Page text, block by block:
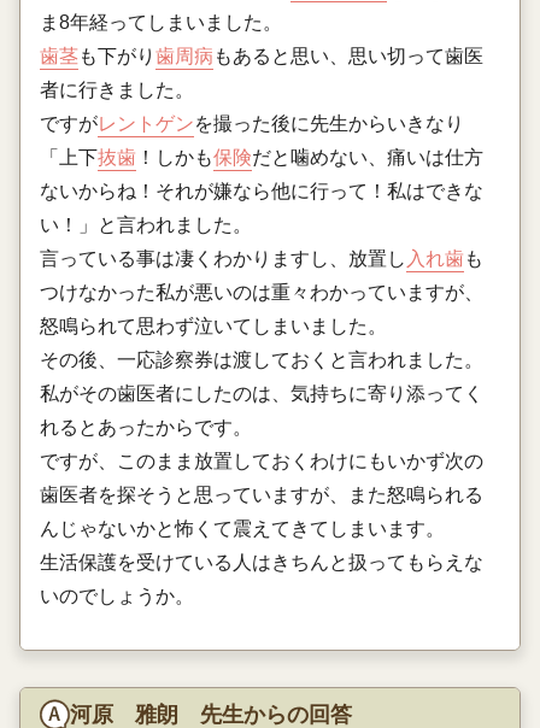
ま8年経ってしまいました。
歯茎も下がり 歯周病 もあると思い、思い切って歯医
者に行きました。
ですがレントゲンを撮った後に先生からいきなり
「上下抜歯 ！しかも保険だと噛めない、痛いは仕方
ないからね！それが嫌なら他に行って！私はできな
い！」と言われました。
言っている事は凄くわかりますし、放置し 入れ歯 も
つけなかった私が悪いのは重々わかっていますが、
怒鳴られて思わず泣いてしまいました。
その後、一応診察券は渡しておくと言われました。
私がその歯医者にしたのは、気持ちに寄り添ってく
れるとあったからです。
ですが、このまま放置しておくわけにもいかず次の
歯医者を探そうと思っていますが、また怒鳴られる
んじゃないかと怖くて震えてきてしまいます。
生活保護を受けている人はきちんと扱ってもらえな
いのでしょうか。
河原 雅朗 先生からの回答